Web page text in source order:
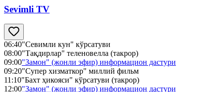
Sevimli TV
06:40"Севимли кун" кўрсатуви
08:00"Тақдирлар" теленовелла (такрор)
09:00"Замон" (жонли эфир) информацион дастури
09:20"Супер хизматкор" миллий фильм
11:10"Бахт ҳикояси" кўрсатуви (такрор)
12:00"Замон" (жонли эфир) информацион дастури